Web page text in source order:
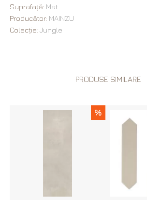
Suprafață: Mat
Producător: MAINZU
Colecție: Jungle
PRODUSE SIMILARE
%